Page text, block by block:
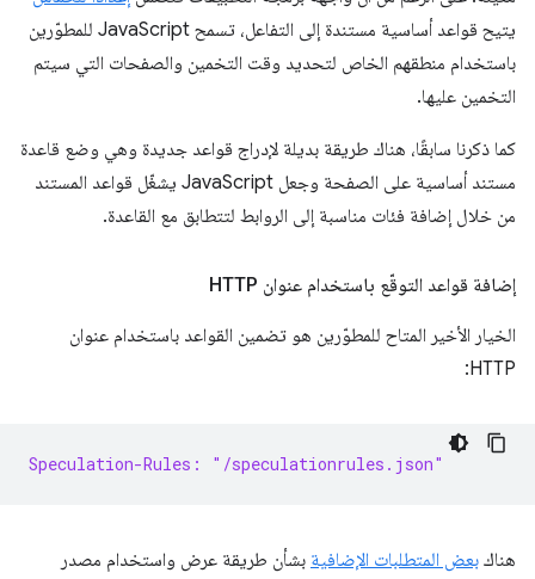
يتيح قواعد أساسية مستندة إلى التفاعل، تسمح JavaScript للمطوّرين
باستخدام منطقهم الخاص لتحديد وقت التخمين والصفحات التي سيتم
التخمين عليها.
كما ذكرنا سابقًا، هناك طريقة بديلة لإدراج قواعد جديدة وهي وضع قاعدة
مستند أساسية على الصفحة وجعل JavaScript يشغّل قواعد المستند
من خلال إضافة فئات مناسبة إلى الروابط لتتطابق مع القاعدة.
إضافة قواعد التوقّع باستخدام عنوان HTTP
الخيار الأخير المتاح للمطوّرين هو تضمين القواعد باستخدام عنوان
HTTP:
Speculation-Rules: "/speculationrules.json"
هناك بعض المتطلبات الإضافية بشأن طريقة عرض واستخدام مصدر